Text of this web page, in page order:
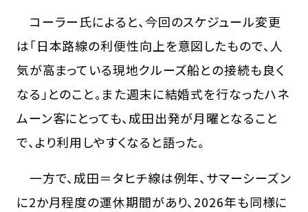
コーラー氏によると、今回のスケジュール変更
は「日本路線の利便性向上を意図したもので、人
気が高まっている現地クルーズ船との接続も良く
なる」とのこと。また週末に結婚式を行なったハネ
ムーン客にとっても、成田出発が月曜となること
で、より利用しやすくなると語った。
一方で、成田＝タヒチ線は例年、サマーシーズン
に2か月程度の運休期間があり、2026年も同様に